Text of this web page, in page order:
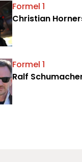
Formel 1
Christian
Formel 1
Ralf